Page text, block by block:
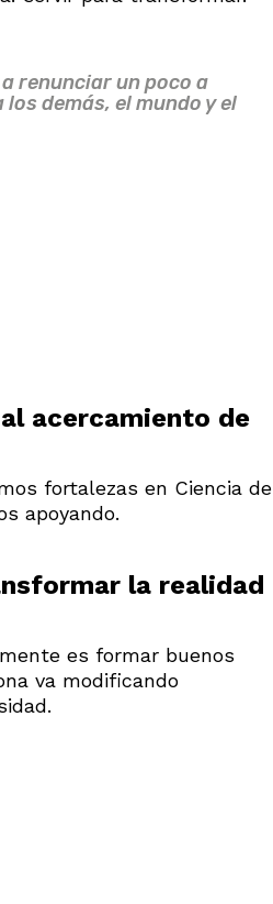
renunciar un poco a
demás, el mundo y el
acercamiento de
fortalezas en Ciencia de
apoyando.
la realidad
es formar buenos
va modificando